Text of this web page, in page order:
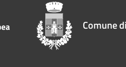
Comune